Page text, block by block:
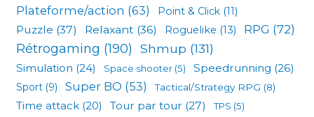
Plateforme/action (63) Point & Click (11)
Puzzle (37) Relaxant (36) Roguelike (13) RPG (72)
Rétrogaming (190) Shmup (131)
Simulation (24) Space shooter (5) Speedrunning (26)
Sport (9) Super BO (53) Tactical/Strategy RPG (8)
Time attack (20) Tour par tour (27) TPS (5)